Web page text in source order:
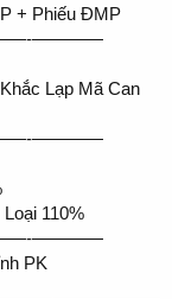
+ Phiếu ĐMP
————
Lạp Mã Can
————
110%
————
PK